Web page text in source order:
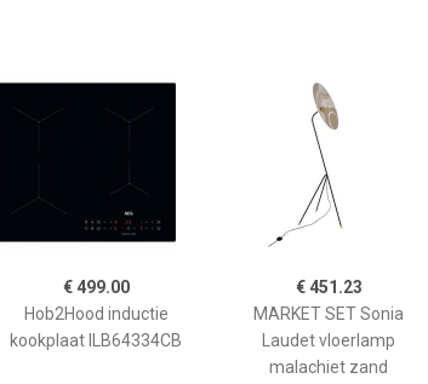
€ 499.00
Hob2Hood inductie
kookplaat ILB64334CB
€ 451.23
MARKET SET Sonia
Laudet vloerlamp
malachiet zand